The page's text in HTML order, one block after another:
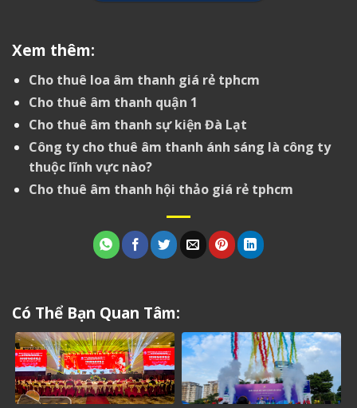
Xem thêm:
Cho thuê loa âm thanh giá rẻ tphcm
Cho thuê âm thanh quận 1
Cho thuê âm thanh sự kiện Đà Lạt
Công ty cho thuê âm thanh ánh sáng là công ty
thuộc lĩnh vực nào?
Cho thuê âm thanh hội thảo giá rẻ tphcm
Có Thể Bạn Quan Tâm: